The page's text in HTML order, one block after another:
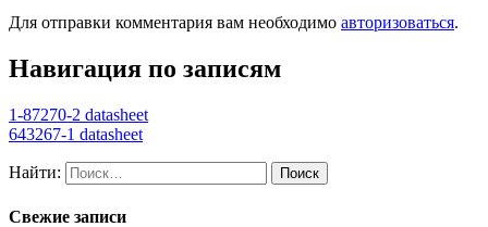
Для отправки комментария вам необходимо авторизоваться.
Навигация по записям
1-87270-2 datasheet
643267-1 datasheet
Найти:
Свежие записи